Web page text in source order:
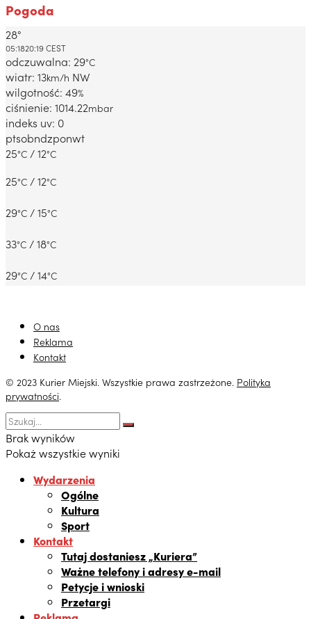
Pogoda
Dabrowa Gornicza, PL
28°
05:1820:19 CEST
odczuwalna: 29°C
wiatr: 13km/h NW
wilgotność: 49%
ciśnienie: 1014.22mbar
indeks uv: 0
ptsobndzponwt
25°C / 12°C
25°C / 12°C
29°C / 15°C
33°C / 18°C
29°C / 14°C
O nas
Reklama
Kontakt
© 2023 Kurier Miejski. Wszystkie prawa zastrzeżone. Polityka
prywatności.
Brak wyników
Pokaż wszystkie wyniki
Wydarzenia
Ogólne
Kultura
Sport
Kontakt
Tutaj dostaniesz „Kuriera”
Ważne telefony i adresy e-mail
Petycje i wnioski
Przetargi